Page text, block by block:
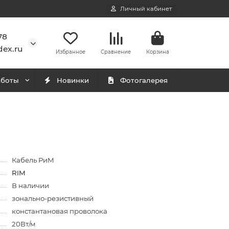
Личный кабинет
Избранное Сравнение Корзина
Новинки Фотогалерея
Кабель РиМ
RIM
В наличии
зонально-резистивный
константановая проволока
20Вт/м